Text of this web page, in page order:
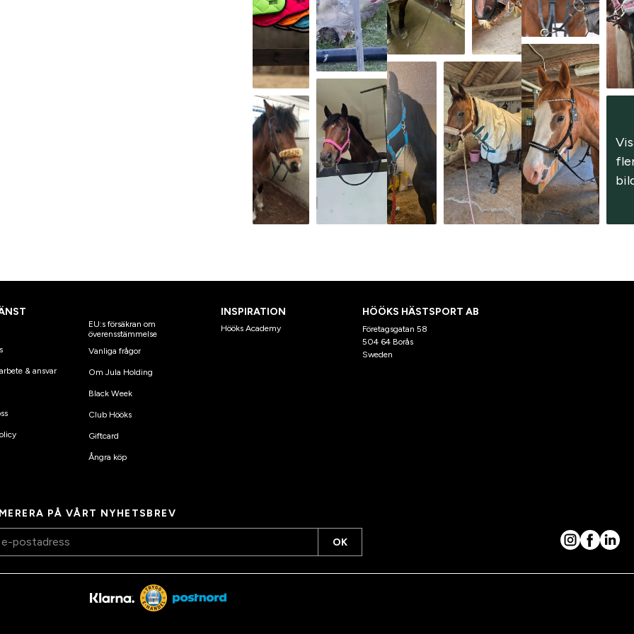
& ansvar
EU:s försäkran om
överensstämmelse
Vanliga frågor
Om Jula Holding
Black Week
Club Hööks
Giftcard
Ångra köp
INSPIRATION
Hööks Academy
HÖÖKS HÄSTSPORT AB
Företagsgatan 58
504 64 Borås
Sweden
PÅ VÅRT NYHETSBREV
OK